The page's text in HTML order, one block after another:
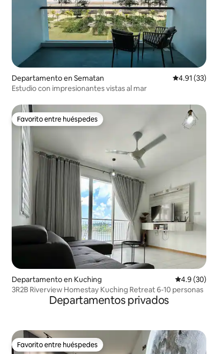
Departamento en Sematan Calificación
4.91 (33)
Estudio con impresionantes vistas al mar
Favorito entre huéspedes
Favorito entre huéspedes
Departamento en Kuching Calificación
4.9 (30)
3R2B Riverview Homestay Kuching Retreat 6-10 personas
Departamentos privados
Favorito entre huéspedes
Favorito entre huéspedes